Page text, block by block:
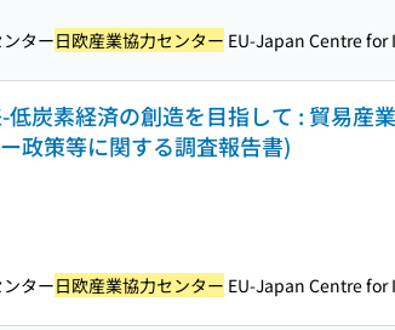
ター日欧産業協力センター EU-Japan Centre
炭素経済の創造を目指して : 貿易産
政策等に関する調査報告書)
ター日欧産業協力センター EU-Japan Centre